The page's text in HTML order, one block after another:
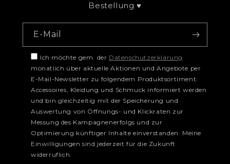
Bestellung ♥
E-Mail
Ich möchte gem. der Datenschutzerklärung
monatlich über aktuelle Aktionen und Angebote per
E-Mail-Newsletter zu folgendem Produktsortiment:
Accessoires, Kleidung und Schmuck informiert werden
und bin gleichzeitig mit der Speicherung und
Auswertung von Öffnungs- und Klickraten zur
Messung des Kampagnenerfolgs und zur
Optimierung künftiger Inhalte einverstanden. Meine
Einwilligungen sind jederzeit für die Zukunft
widerruflich.